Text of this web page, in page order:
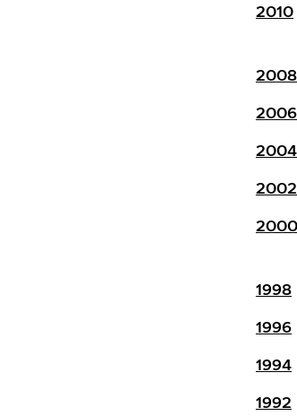
2010
2008
2006
2004
2002
2000
1998
1996
1994
1992